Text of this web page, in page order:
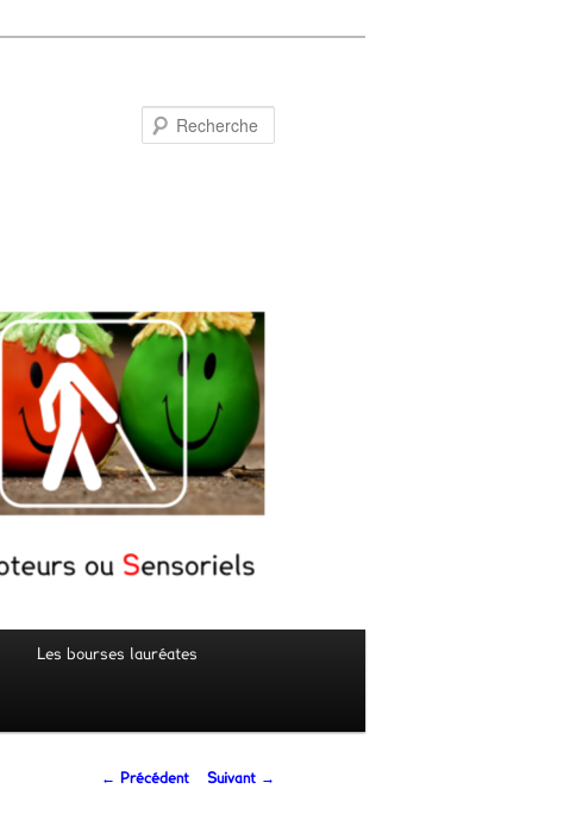
Les bourses lauréates
Navigation
← Précédent Suivant →